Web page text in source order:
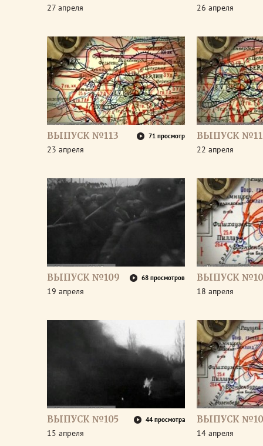
27 апреля 26 апреля
ВЫПУСК №113 71 просмотр
23 апреля
ВЫПУСК
22 апреля
ВЫПУСК №109 68 просмотров
19 апреля
ВЫПУСК
18 апреля
ВЫПУСК №105 44 просмотра
15 апреля
ВЫПУСК
14 апреля